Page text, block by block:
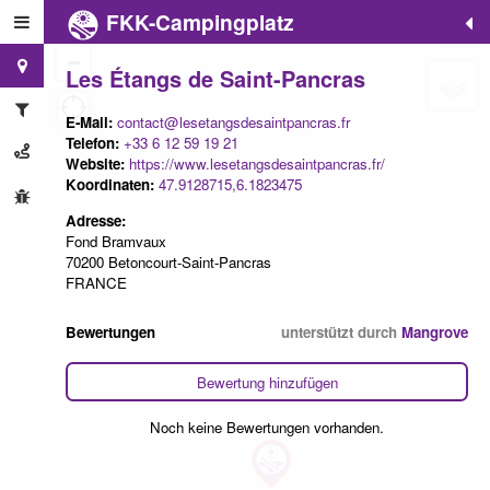
FKK-Campingplatz
Les Étangs de Saint-Pancras
E-Mail: contact@lesetangsdesaintpancras.fr
Telefon: +33 6 12 59 19 21
Website: https://www.lesetangsdesaintpancras.fr/
Koordinaten: 47.9128715,6.1823475
Adresse:
Fond Bramvaux
70200 Betoncourt-Saint-Pancras
FRANCE
Bewertungen unterstützt durch Mangrove
Bewertung hinzufügen
Noch keine Bewertungen vorhanden.
+